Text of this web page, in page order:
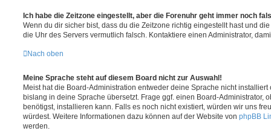
Ich habe die Zeitzone eingestellt, aber die Forenuhr geht immer noch
Wenn du dir sicher bist, dass du die Zeitzone richtig eingestellt hast und
die Uhr des Servers vermutlich falsch. Kontaktiere einen Administrator,
Nach oben
Meine Sprache steht auf diesem Board nicht zur Auswahl!
Meist hat die Board-Administration entweder deine Sprache nicht
bislang in deine Sprache übersetzt. Frage ggf. einen Board-Administrator,
benötigst, installieren kann. Falls es noch nicht existiert, würden wir uns
würdest. Weitere Informationen dazu können auf der Website von phpBB
werden.